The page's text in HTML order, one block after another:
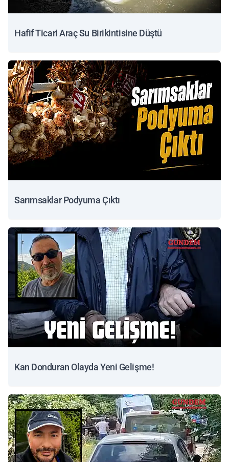
Hafif Ticari Araç Su Birikintisine Düştü
Sarımsaklar Podyuma Çıktı
Kan Donduran Olayda Yeni Gelişme!